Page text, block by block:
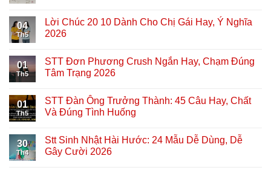
04
Th5
Lời Chúc 20 10 Dành Cho Chị Gái Hay, Ý Nghĩa
2026
01
Th5
STT Đơn Phương Crush Ngắn Hay, Chạm Đúng
Tâm Trạng 2026
01
Th5
STT Đàn Ông Trưởng Thành: 45 Câu Hay, Chất
Và Đúng Tình Huống
30
Th4
Stt Sinh Nhật Hài Hước: 24 Mẫu Dễ Dùng, Dễ
Gây Cười 2026